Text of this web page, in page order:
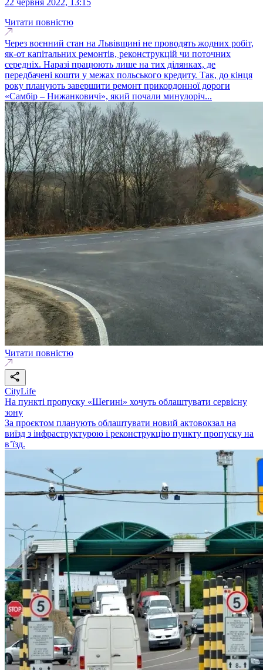
Читати повністю
Через воєнний стан на Львівщині не проводять жодних робіт,
як-от капітальних ремонтів, реконструкцій чи поточних
середніх. Наразі працюють лише на тих ділянках, де
передбачені кошти у межах польського кредиту. Так, до кінця
року планують завершити ремонт прикордонної дороги
«Самбір – Нижанковичі», який почали минулоріч...
Читати повністю
CityLife
На пункті пропуску «Шегині» хочуть облаштувати сервісну
зону
За проєктом планують облаштувати новий актовокзал на
виїзд з інфраструктурою і реконструкцію пункту пропуску на
в’їзд.